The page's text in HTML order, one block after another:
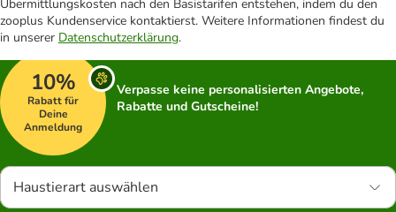
Übermittlungskosten nach den Basistarifen entstehen, indem du den
zooplus Kundenservice kontaktierst. Weitere Informationen findest du
in unserer Datenschutzerklärung.
10%
Rabatt für
Deine
Anmeldung
Verpasse keine personalisierten Angebote,
Rabatte und Gutscheine!
Haustierart auswählen